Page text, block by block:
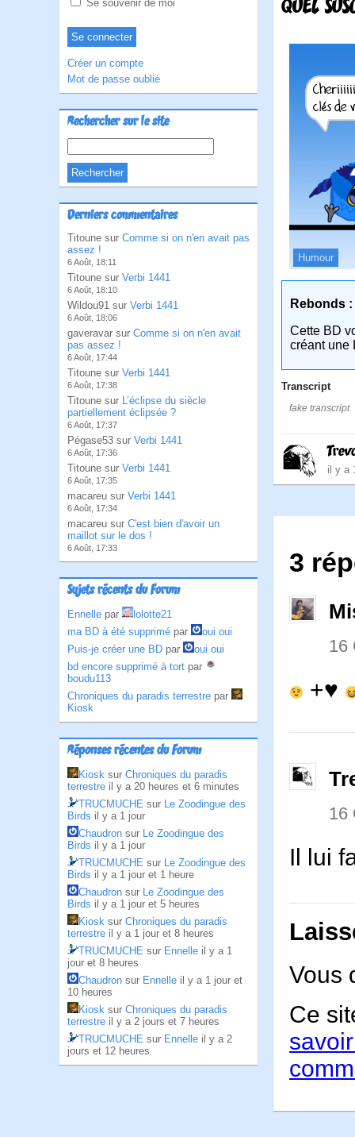
Se souvenir de moi
Créer un compte
Mot de passe oublié
Rechercher sur le site
Derniers commentaires
Titoune sur Comme si on n'en avait pas
assez !
6 Août, 18:11
Titoune sur Verbi 1441
6 Août, 18:10
Wildou91 sur Verbi 1441
6 Août, 18:06
gaveravar sur Comme si on n'en avait
pas assez !
6 Août, 17:44
Titoune sur Verbi 1441
6 Août, 17:38
Titoune sur L’éclipse du siècle
partiellement éclipsée ?
6 Août, 17:37
Pégase53 sur Verbi 1441
6 Août, 17:36
Titoune sur Verbi 1441
6 Août, 17:35
macareu sur Verbi 1441
6 Août, 17:34
macareu sur C'est bien d'avoir un
maillot sur le dos !
6 Août, 17:33
Sujets récents du Forum
Ennelle par
lolotte21
ma BD à été supprimé par
oui oui
Puis-je créer une BD par
oui oui
bd encore supprimé à tort par
boudu113
Chroniques du paradis terrestre par
Kiosk
Réponses récentes du Forum
Kiosk sur Chroniques du paradis
terrestre il y a 20 heures et 6 minutes
TRUCMUCHE sur Le Zoodingue des
Birds il y a 1 jour
Chaudron sur Le Zoodingue des
Birds il y a 1 jour
TRUCMUCHE sur Le Zoodingue des
Birds il y a 1 jour et 1 heure
Chaudron sur Le Zoodingue des
Birds il y a 1 jour et 5 heures
Kiosk sur Chroniques du paradis
terrestre il y a 1 jour et 8 heures
TRUCMUCHE sur Ennelle il y a 1
jour et 8 heures
Chaudron sur Ennelle il y a 1 jour et
10 heures
Kiosk sur Chroniques du paradis
terrestre il y a 2 jours et 7 heures
TRUCMUCHE sur Ennelle il y a 2
jours et 12 heures
QUEL
Humour
Rebonds :
Cette BD
créant une
Transcript
fake transcript
il y a
3
16
+♥
16
Il lui
Vous
Ce